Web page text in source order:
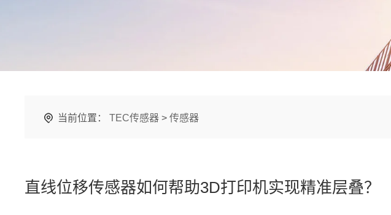
当前位置： TEC传感器 > 传感器
直线位移传感器如何帮助3D打印机实现精准层叠？